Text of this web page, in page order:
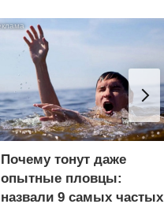
Почему тонут даже
опытные пловцы:
назвали 9 самых частых